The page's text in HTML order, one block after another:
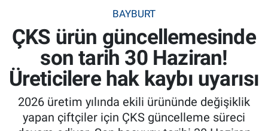
BAYBURT
ÇKS ürün güncellemesinde
son tarih 30 Haziran!
Üreticilere hak kaybı uyarısı
2026 üretim yılında ekili ürününde değişiklik
yapan çiftçiler için ÇKS güncelleme süreci
Tarımsal Destekler
Tarım Bakanlığı
Tarım Kredi Kooperatifleri
Tüm Manşetler
Son Dakika Haberleri